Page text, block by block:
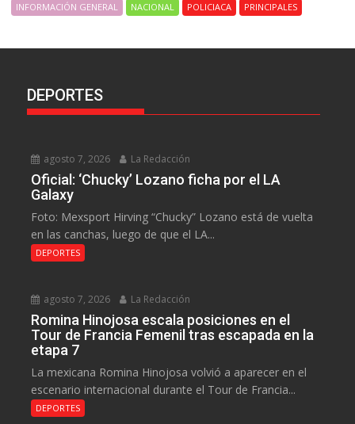
INFORMACIÓN GENERAL NACIONAL POLICIACA PRINCIPALES
DEPORTES
agosto 7, 2026 La Redacción
Oficial: ‘Chucky’ Lozano ficha por el LA
Galaxy
Foto: Mexsport Hirving “Chucky” Lozano está de vuelta
en las canchas, luego de que el LA...
DEPORTES
agosto 7, 2026 La Redacción
Romina Hinojosa escala posiciones en el
Tour de Francia Femenil tras escapada en la
etapa 7
La mexicana Romina Hinojosa volvió a aparecer en el
escenario internacional durante el Tour de Francia...
DEPORTES